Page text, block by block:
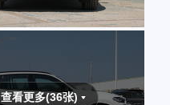
查看更多(36张)